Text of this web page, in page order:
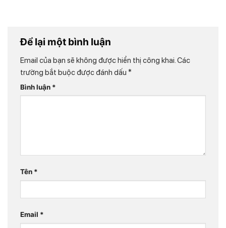
Để lại một bình luận
Email của bạn sẽ không được hiển thị công khai. Các
trường bắt buộc được đánh dấu *
Bình luận *
Tên *
Email *